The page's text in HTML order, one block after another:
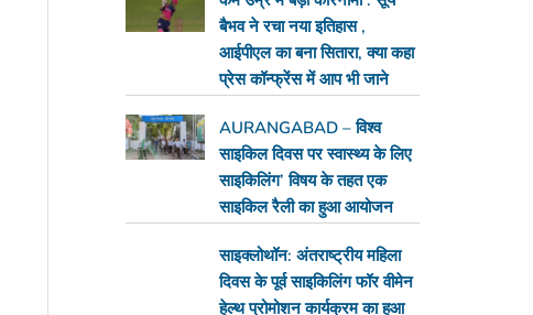
बैभव ने रचा नया इतिहास ,
आईपीएल का बना सितारा, क्या कहा
प्रेस कॉन्फ्रेंस में आप भी जाने
AURANGABAD – विश्व
साइकिल दिवस पर स्वास्थ्य के लिए
साइकिलिंग’ विषय के तहत एक
साइकिल रैली का हुआ आयोजन
साइक्लोथॉन: अंतराष्ट्रीय महिला
दिवस के पूर्व साइकिलिंग फॉर वीमेन
हेल्थ प्रोमोशन कार्यक्रम का हुआ